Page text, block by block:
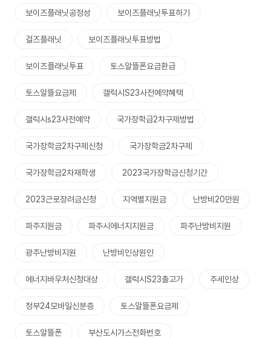
보이즈플래닛공정성 보이즈플래닛투표하기
걸즈플래닛 보이즈플래닛투표방법
보이즈플래닛투표 토스알뜰폰요금환급
토스알뜰요금제 갤럭시S23사전예약혜택
갤럭시s23사전예약 국가장학급2차구제방법
국가장학금2차구제신청 국가장학금2차구제
국가장학금2차재학생 2023국가장학금신청기간
2023근로장려금신청 지역별지원금 난방비20만원
파주지원금 파주시에너지지원금 파주난방비지원
광주난방비지원 난방비인상원인
에너지바우처신청대상 갤럭시S23출고가 주세인상
정부24모바일신분증 토스알뜰폰요금제
토스알뜰폰 부산도시가스전화번호